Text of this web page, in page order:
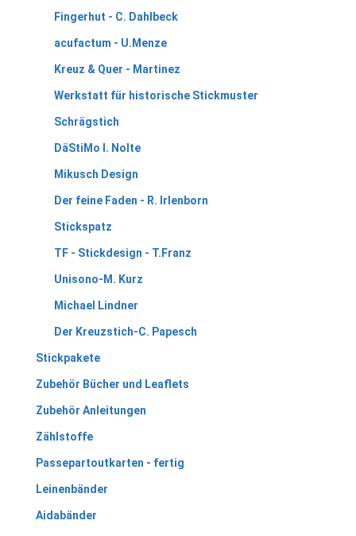
Fingerhut - C. Dahlbeck
acufactum - U.Menze
Kreuz & Quer - Martinez
Werkstatt für historische Stickmuster
Schrägstich
DäStiMo I. Nolte
Mikusch Design
Der feine Faden - R. Irlenborn
Stickspatz
TF - Stickdesign - T.Franz
Unisono-M. Kurz
Michael Lindner
Der Kreuzstich-C. Papesch
Stickpakete
Zubehör Bücher und Leaflets
Zubehör Anleitungen
Zählstoffe
Passepartoutkarten - fertig
Leinenbänder
Aidabänder